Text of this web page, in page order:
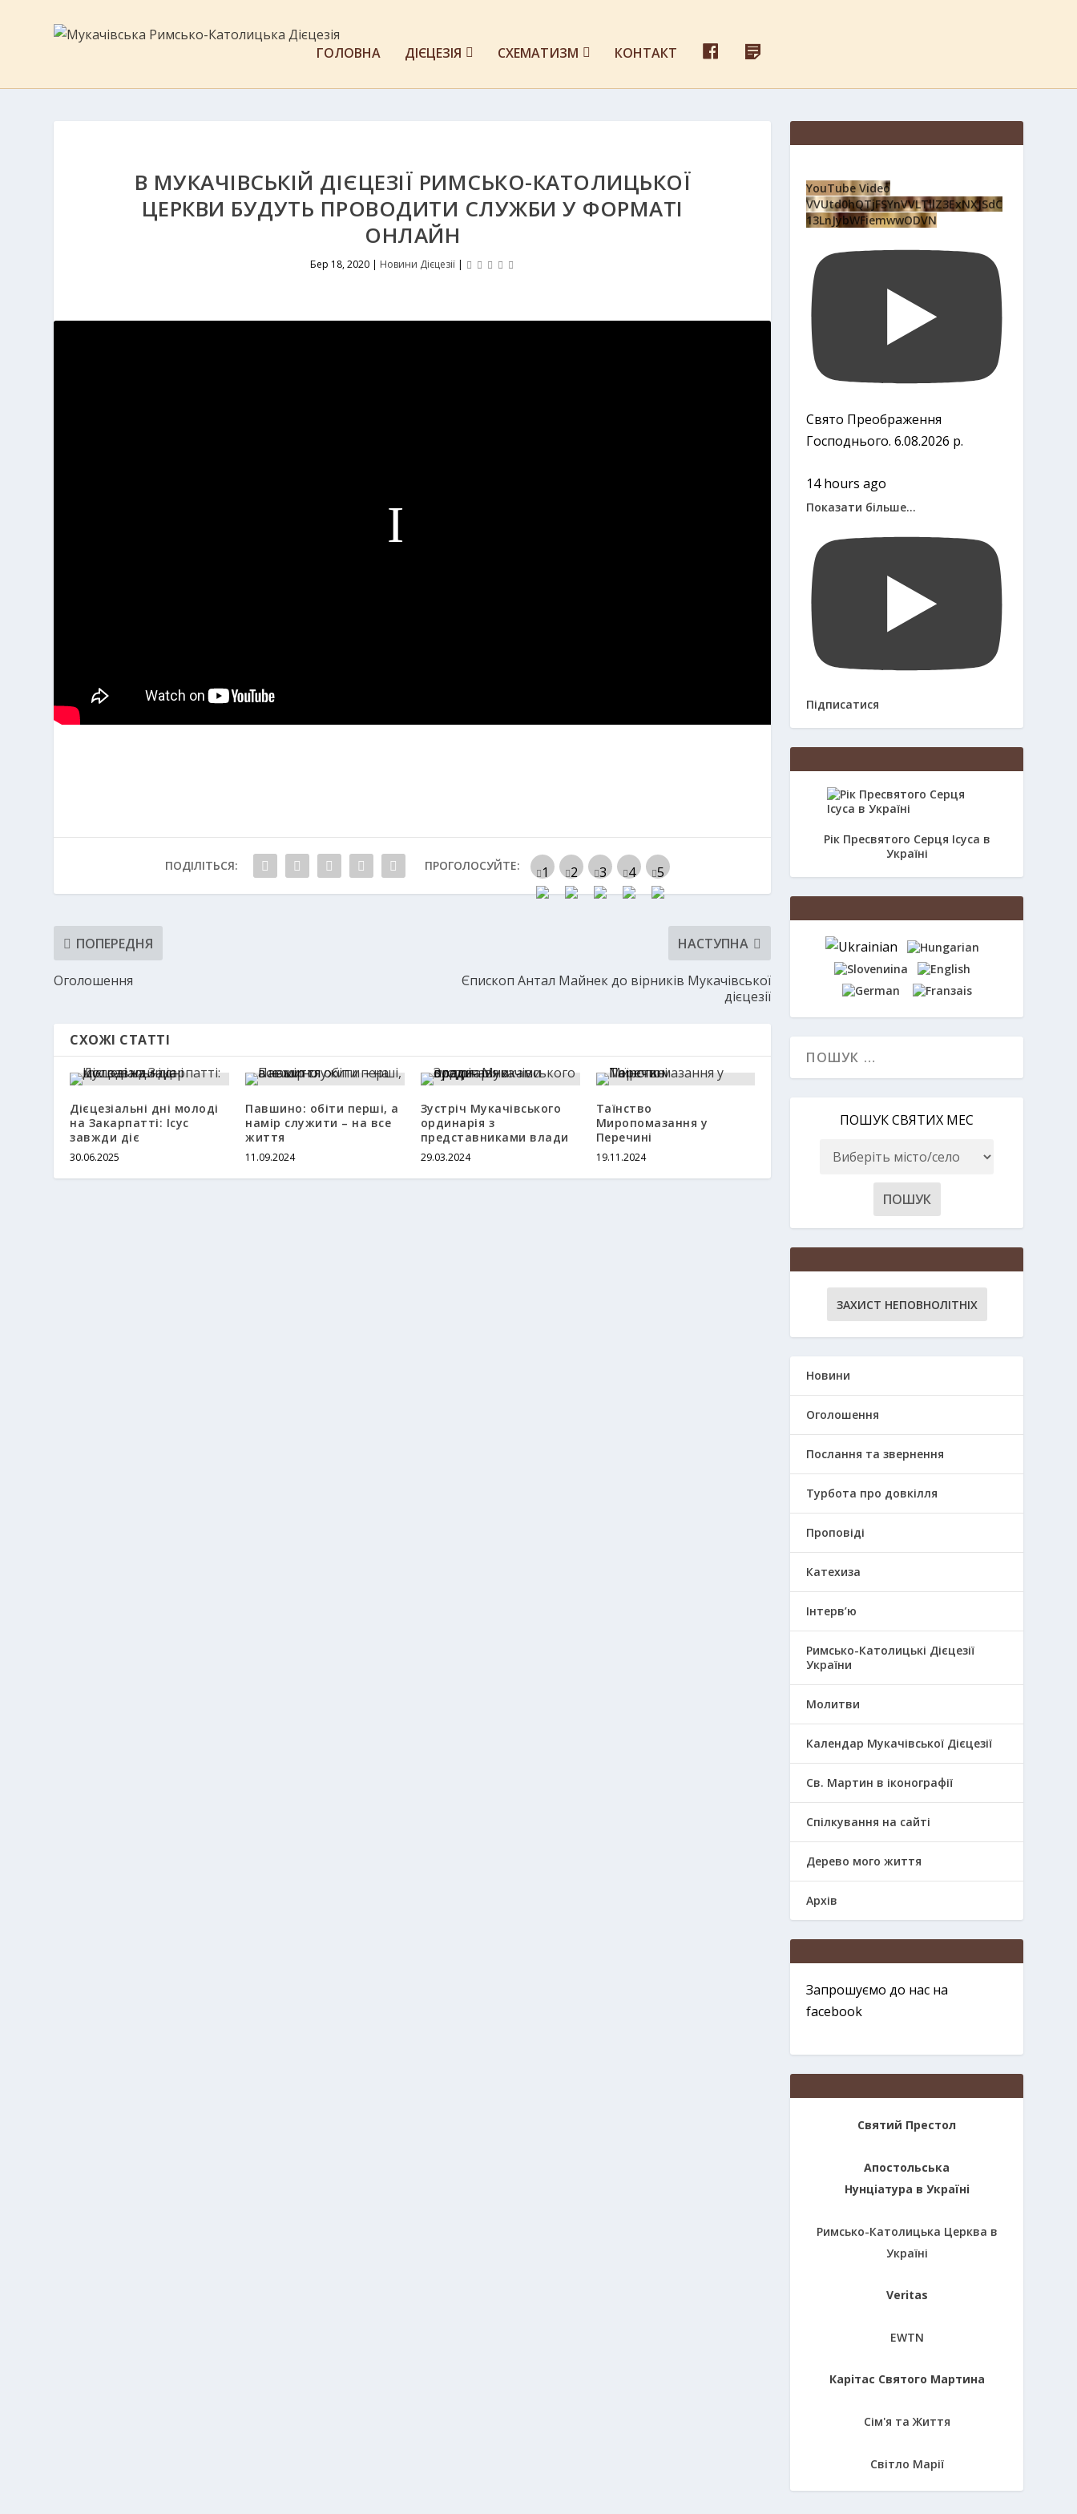
ГОЛОВНА ДІЄЦЕЗІЯ СХЕМАТИЗМ КОНТАКТ
E
Д
С
В МУКАЧІВСЬКІЙ ДІЄЦЕЗІЇ РИМСЬКО-КАТОЛИЦЬКОЇ
ЦЕРКВИ БУДУТЬ ПРОВОДИТИ СЛУЖБИ У ФОРМАТІ
ОНЛАЙН
Бер 18, 2020| Новини Дієцезії|
ПОДІЛІТЬСЯ: ПРОГОЛОСУЙТЕ:
ПОПЕРЕДНЯ
Оголошення
НАСТУПНА
Єпископ Антал Майнек до вірників Мукачівської
дієцезії
СХОЖІ СТАТТІ
Дієцезіальні дні молоді
на Закарпатті: Ісус
завжди діє
30.06.2025
Павшино: обіти перші, а
намір служити – на все
життя
11.09.2024
Зустріч Мукачівського
ординарія з
представниками влади
29.03.2024
Таїнство
Миропомазання у
Перечині
19.11.2024
YouTube Video
VVUtd0hQTjFSYnVVLTllZ3ExNXJSdC
13LnJybWFiemwwODVN
Свято Преображення
Господнього. 6.08.2026 р.
14 hours ago
Показати більше...
Підписатися
Рік Пресвятого Серця Ісуса в
Україні
ПОШУК СВЯТИХ МЕС
ЗАХИСТ НЕПОВНОЛІТНІХ
Новини
Оголошення
Послання та звернення
Турбота про довкілля
Проповіді
Катехиза
Інтерв’ю
Римсько-Католицькі Дієцезії
України
Молитви
Календар Мукачівської Дієцезії
Св. Мартин в іконографії
Спілкування на сайті
Дерево мого життя
Архів
Запрошуємо до нас на
facebook
Святий Престол
Апостольська
Нунціатура в Україні
Римсько-Католицька Церква в
Україні
Veritas
EWTN
Карітас Святого Мартина
Сім'я та Життя
Світло Марії